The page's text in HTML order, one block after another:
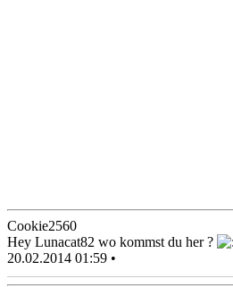
Cookie2560
Hey Lunacat82 wo kommst du her ?
20.02.2014 01:59 •